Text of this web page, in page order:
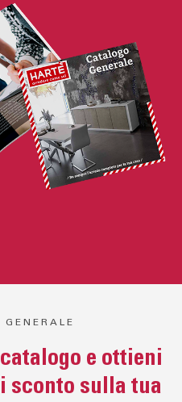
GENERALE
e ottieni
sconto sulla tua